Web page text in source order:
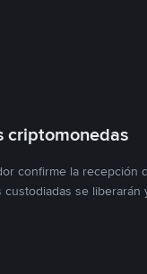
criptomonedas
confirme la recepción
custodiadas se liberarán